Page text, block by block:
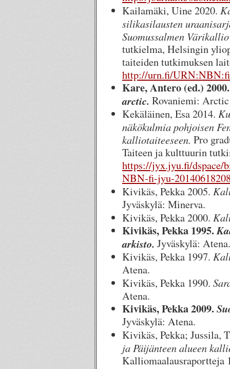
Kailamäki, Uine 2020.
silikasilausten
Suomussalmen
tutkielma, Helsingin
taiteiden tutkimuksen
http://urn.fi/
Kare, Antero (ed.)
arctic. Rovaniemi:
Kekäläinen, Esa 2014.
näkökulmia pohjoisen
kalliotaiteeseen. Pro
Taiteen ja kulttuurin
https://jyx.jyu.fi/dspace/
NBN-fi-jyu-
Kivikäs, Pekka 2005.
Jyväskylä: Minerva.
Kivikäs, Pekka 2000.
Kivikäs, Pekka 1995.
arkisto. Jyväskylä: Atena.
Kivikäs, Pekka 1997.
Atena.
Kivikäs, Pekka 1990.
Atena.
Kivikäs, Pekka 2009.
Jyväskylä: Atena.
Kivikäs, Pekka; Jussila,
ja Päijänteen alueen
Kalliomaalausraportteja